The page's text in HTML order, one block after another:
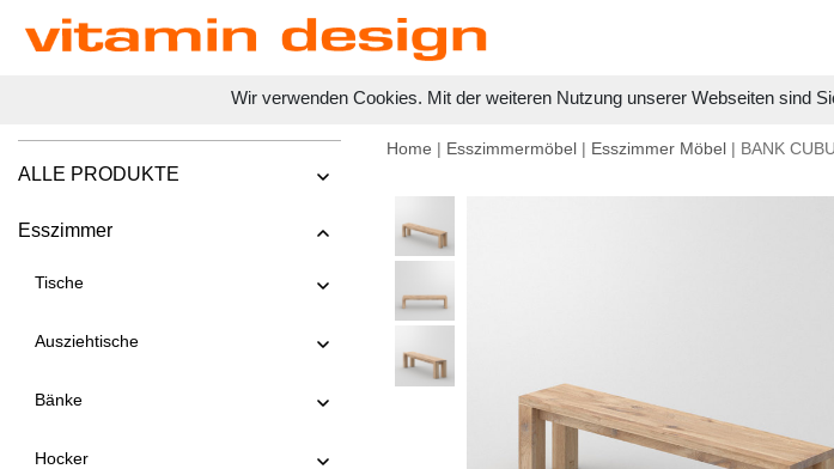
Wir verwenden Cookies. Mit der weiteren Nutzung unserer Webseiten sind
ALLE PRODUKTE
Esszimmer
Tische
Ausziehtische
Bänke
Hocker
Home | Esszimmermöbel | Esszimmer Möbel | BANK